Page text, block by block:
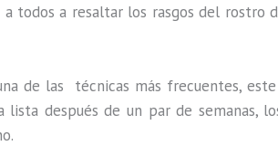
todos a resaltar los rasgos del
de las técnicas más frecuentes,
después de un par de semanas,